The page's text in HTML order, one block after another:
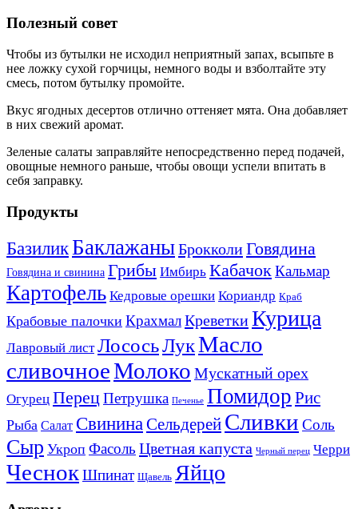
Полезный совет
Чтобы из бутылки не исходил неприятный запах, всыпьте в
нее ложку сухой горчицы, немного воды и взболтайте эту
смесь, потом бутылку промойте.
Вкус ягодных десертов отлично оттеняет мята. Она добавляет
в них свежий аромат.
Зеленые салаты заправляйте непосредственно перед подачей,
овощные немного раньше, чтобы овощи успели впитать в
себя заправку.
Продукты
БазиликБаклажаныБрокколиГовядина
Говядина и свинина Грибы Имбирь КабачокКальмар
Картофель Кедровые орешки Кориандр Краб
Крабовые палочки КрахмалКреветкиКурица
Лавровый лист ЛососьЛукМасло
сливочноеМолоко Мускатный орех
Огурец ПерецПетрушка Печенье Помидор Рис
Рыба Салат СвининаСельдерей Сливки Соль
Сыр Укроп Фасоль Цветная капуста Черный перец Черри
ЧеснокШпинат Щавель Яйцо